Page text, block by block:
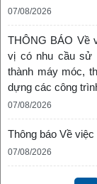
07/08/2026
THÔNG BÁO Về
vị có nhu cầu sử
thành máy móc,
dựng các công
07/08/2026
Thông báo Về
07/08/2026